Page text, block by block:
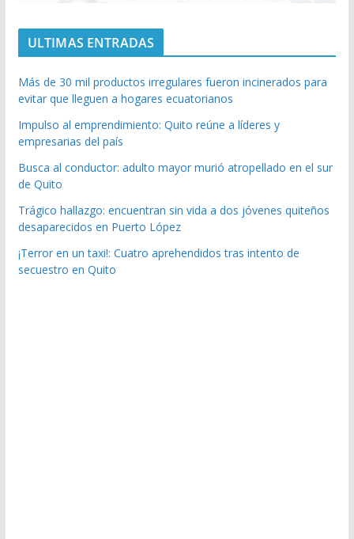
ULTIMAS ENTRADAS
Más de 30 mil productos irregulares fueron incinerados para
evitar que lleguen a hogares ecuatorianos
Impulso al emprendimiento: Quito reúne a líderes y
empresarias del país
Busca al conductor: adulto mayor murió atropellado en el sur
de Quito
Trágico hallazgo: encuentran sin vida a dos jóvenes quiteños
desaparecidos en Puerto López
¡Terror en un taxi!: Cuatro aprehendidos tras intento de
secuestro en Quito